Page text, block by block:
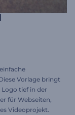
Vorlage bringt
Logo tief in der
für Webseiten,
Videoprojekt.